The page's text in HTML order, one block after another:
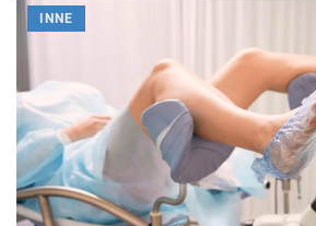
INNE